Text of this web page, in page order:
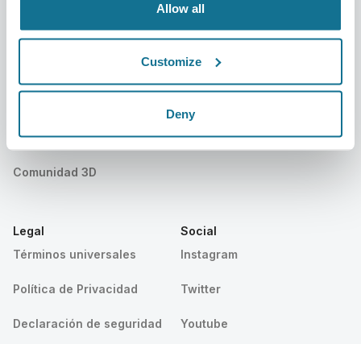
Allow all
Customize
Deny
Pacientes
Buscar un Cirujano Crisalix
Comunidad 3D
Centro de ayuda
Legal
Términos universales
Política de Privacidad
Declaración de seguridad
Social
Instagram
Twitter
Youtube